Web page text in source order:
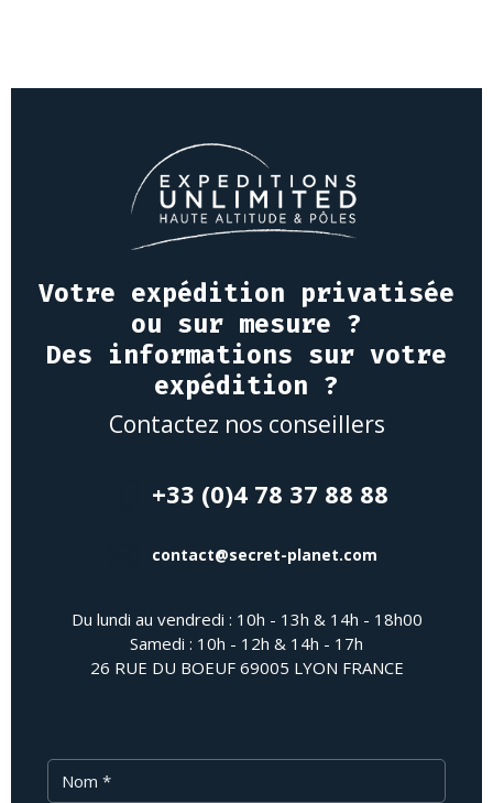
Votre expédition privatisée
ou sur mesure ?
Des informations sur votre
expédition ?
Contactez nos conseillers
+33 (0)4 78 37 88 88
contact@secret-planet.com
Du lundi au vendredi : 10h - 13h & 14h - 18h00
Samedi : 10h - 12h & 14h - 17h
26 RUE DU BOEUF 69005 LYON FRANCE
Nom